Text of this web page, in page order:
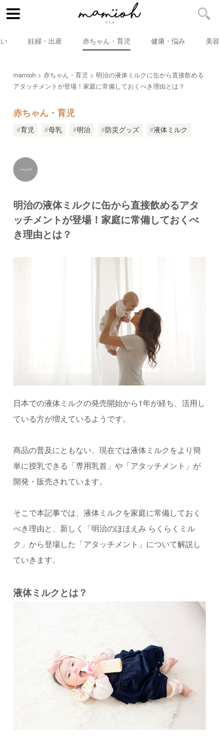
妊婦・出産 赤ちゃん・育児 健康・悩み 美
mamioh 赤ちゃん・育児
明治の液体ミルクに缶から直接飲める
アタッチメントが登場！家庭に常備しておくべき理由とは？
赤ちゃん・育児
育児 母乳 明治 防災グッズ 液体ミルク
明治の液体ミルクに缶から直接飲めるアタ
ッチメントが登場！家庭に常備しておくべ
き理由とは？
日本での液体ミルクの発売開始から1年が経ち、活用し
ている方が増えているようです。
商品の普及にともない、現在では液体ミルクをより簡
単に授乳できる「専用乳首」や「アタッチメント」が
開発・販売されています。
そこで本記事では、液体ミルクを家庭に常備しておく
べき理由と、新しく「明治のほほえみ らくらくミル
ク」から登場した「アタッチメント」について解説し
ていきます。
液体ミルクとは？